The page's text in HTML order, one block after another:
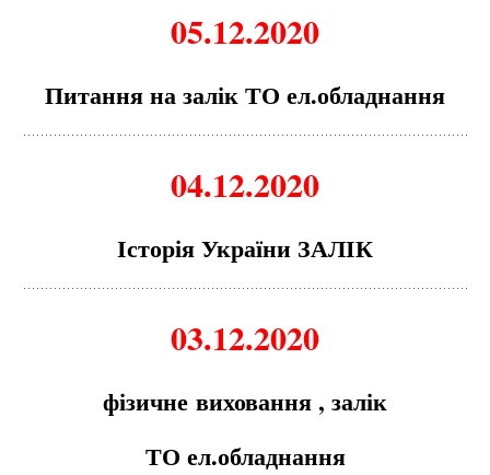
05.12.2020
Питання на залік ТО ел.обладнання
04.12.2020
Історія України ЗАЛІК
03.12.2020
фізичне виховання , залік
ТО ел.обладнання